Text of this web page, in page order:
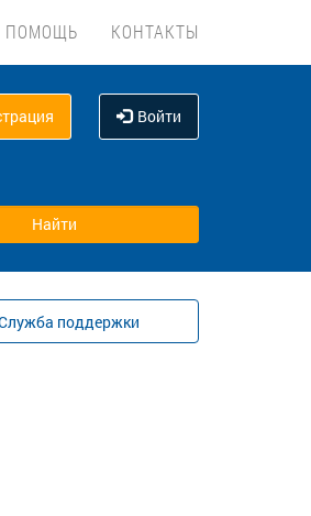
ПОМОЩЬ КОНТАКТЫ
Войти
поддержки